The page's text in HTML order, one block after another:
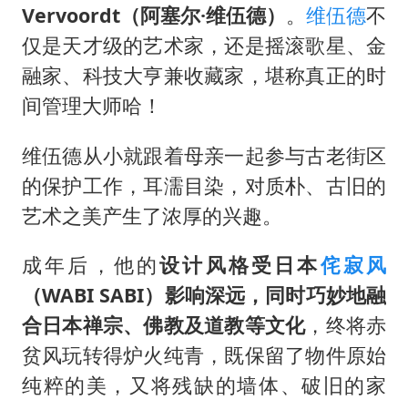
Vervoordt（阿塞尔·维伍德） 。维伍德不
仅是天才级的艺术家，还是摇滚歌星、金
融家、科技大亨兼收藏家，堪称真正的时
间管理大师哈！
维伍德从小就跟着母亲一起参与古老街区
的保护工作，耳濡目染，对质朴、古旧的
艺术之美产生了浓厚的兴趣。
成年后，他的设计风格受日本侘寂风
（WABI SABI）影响深远，同时巧妙地融
合日本禅宗、佛教及道教等文化，终将赤
贫风玩转得炉火纯青，既保留了物件原始
纯粹的美，又将残缺的墙体、破旧的家